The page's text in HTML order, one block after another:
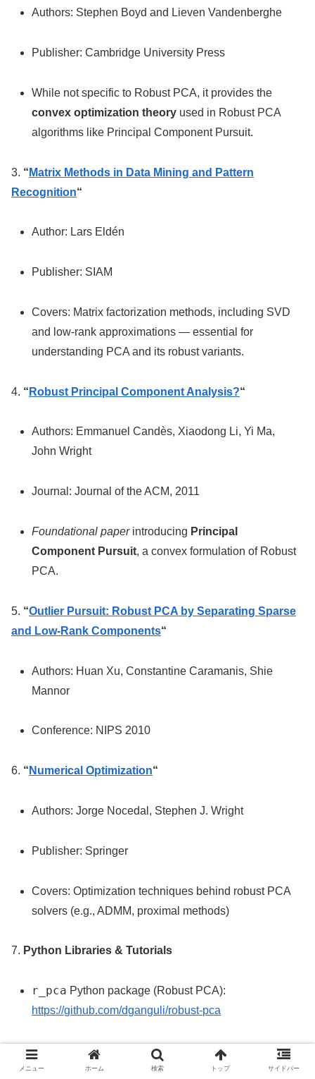
Authors: Stephen Boyd and Lieven Vandenberghe
Publisher: Cambridge University Press
While not specific to Robust PCA, it provides the
convex optimization theory used in Robust PCA
algorithms like Principal Component Pursuit.
3. “ Matrix Methods in Data Mining and Pattern
Recognition“
Author: Lars Eldén
Publisher: SIAM
Covers: Matrix factorization methods, including SVD
and low-rank approximations — essential for
understanding PCA and its robust variants.
4. “ Robust Principal Component Analysis?“
Authors: Emmanuel Candès, Xiaodong Li, Yi Ma,
John Wright
Journal: Journal of the ACM, 2011
Foundational paperintroducing Principal
Component Pursuit, a convex formulation of Robust
PCA.
5. “Outlier Pursuit: Robust PCA by Separating Sparse
and Low-Rank Components“
Authors: Huan Xu, Constantine Caramanis, Shie
Mannor
Conference: NIPS 2010
6. “ Numerical Optimization“
Authors: Jorge Nocedal, Stephen J. Wright
Publisher: Springer
Covers: Optimization techniques behind robust PCA
solvers (e.g., ADMM, proximal methods)
7. Python Libraries & Tutorials
r_pca Python package (Robust PCA):
https://github.com/dganguli/robust-pca
MATLAB implementation from Yi Ma’s group:
http://perception.csl.illinois.edu/matrix-
メニュー ホーム 検索 トップ サイドバー